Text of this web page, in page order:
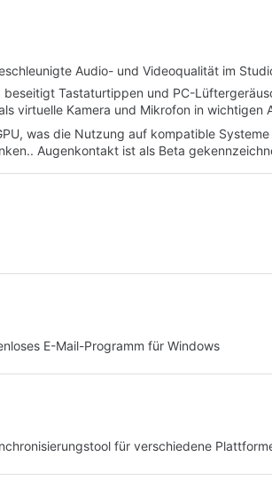
Audio- und Videoqualität im
Tastaturtippen und PC-
virtuelle Kamera und Mikrofon in wichtigen
was die Nutzung auf kompatible
Augenkontakt ist als Beta
E-Mail-Programm für Windows
für verschiedene